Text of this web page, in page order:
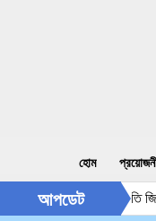
হোম
আপডেট
শহর প্রেসক্লাবের সভাপতি